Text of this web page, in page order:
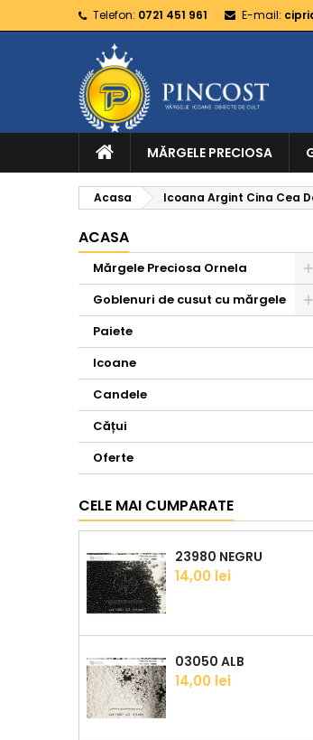
Telefon: 0721 451 961 E-mail:
MĂRGELE PRECIOSA
Acasa Icoana Argint Cina Cea
ACASA
Mărgele Preciosa Ornela
Goblenuri de cusut cu mărgele
Paiete
Icoane
Candele
Cățui
Oferte
CELE MAI CUMPARATE
23980 NEGRU
Pret
14,00 lei
03050 ALB
Pret
14,00 lei